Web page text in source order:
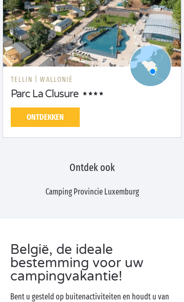
TELLIN | WALLONIË
Parc La Clusure
ONTDEKKEN
Ontdek ook
Camping Provincie Luxemburg
België, de ideale
bestemming voor uw
campingvakantie!
Bent u gesteld op buitenactiviteiten en houdt u van